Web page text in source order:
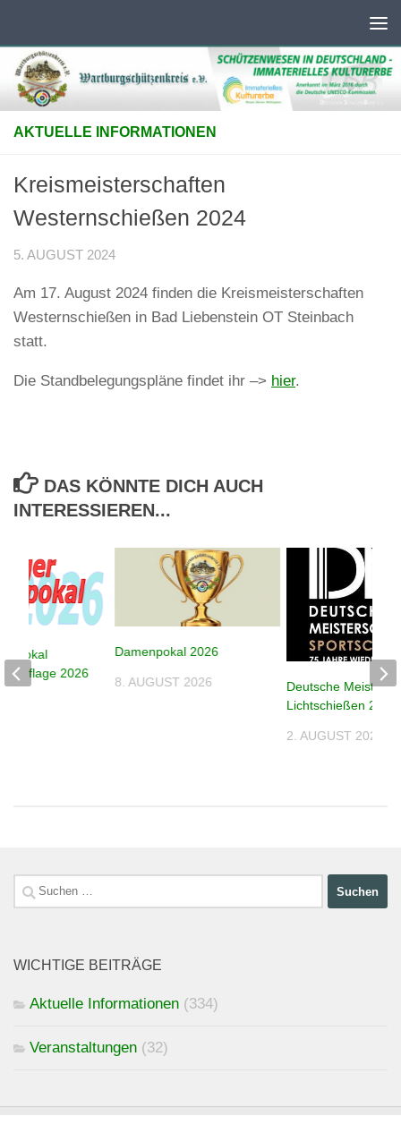
AKTUELLE INFORMATIONEN
Kreismeisterschaften
Westernschießen 2024
5. AUGUST 2024
Am 17. August 2024 finden die Kreismeisterschaften
Westernschießen in Bad Liebenstein OT Steinbach
statt.
Die Standbelegungspläne findet ihr –> hier.
DAS KÖNNTE DICH AUCH
INTERESSIEREN...
Damenpokal 2026
8. AUGUST 2026
Deutsche
Lichtschießen 2026
2. AUGUST 2026
– Auflage 2026
Suchen
nach:
WICHTIGE BEITRÄGE
Aktuelle Informationen (334)
Veranstaltungen (32)